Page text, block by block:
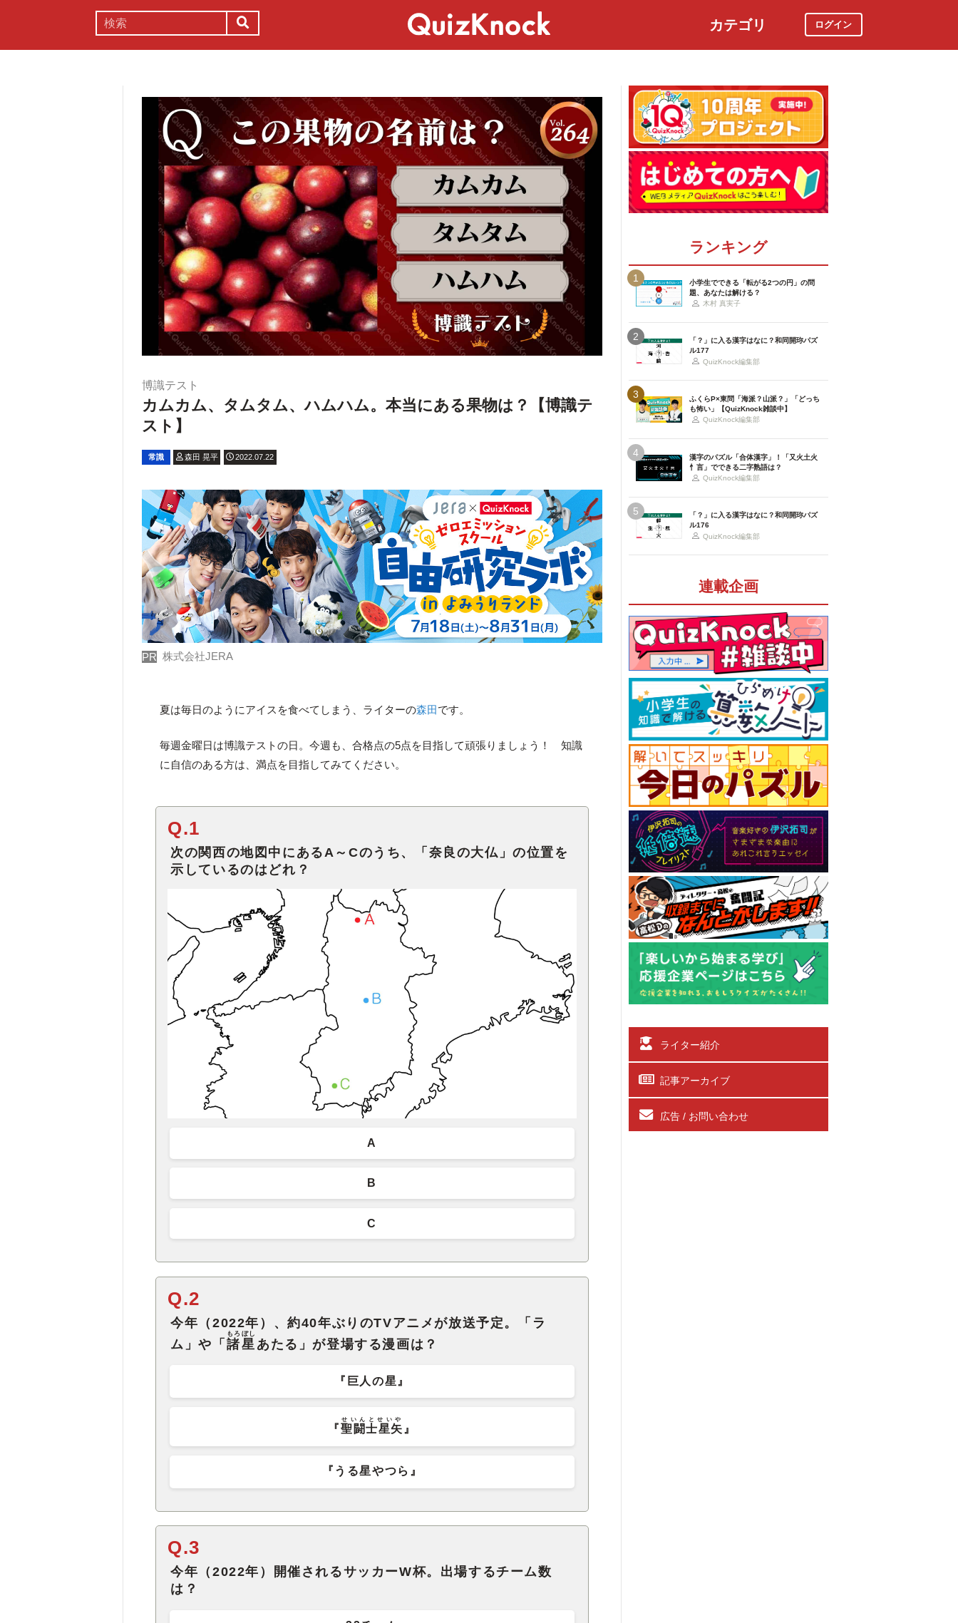
カテゴリ ログイン
博識テスト
カムカム、タムタム、ハムハム。本当にある果物は？【博識テ
スト】
常識 森田 晃平 2022.07.22
PR 株式会社JERA
夏は毎日のようにアイスを食べてしまう、ライターの森田です。
毎週金曜日は博識テストの日。今週も、合格点の5点を目指して頑張りましょう！ 知識
に自信のある方は、満点を目指してみてください。
Q.1
次の関西の地図中にあるA～Cのうち、「奈良の大仏」の位置を
示しているのはどれ？
A
B
C
Q.2
今年（2022年）、約40年ぶりのTVアニメが放送予定。「ラ
ム」や「 諸星
もろぼし
あたる」が登場する漫画は？
『巨人の星』
『聖闘士星矢
せいんとせいや
』
『うる星やつら』
Q.3
今年（2022年）開催されるサッカーW杯。出場するチーム数
は？
ランキング
1
小学生でできる「転がる2つの円」の問
題、あなたは解ける？
木村 真実子
2
「？」に入る漢字はなに？和同開珎パズ
ル177
QuizKnock編集部
3
ふくらP×東問「海派？山派？」「どっち
も怖い」【QuizKnock雑談中】
QuizKnock編集部
4
漢字のパズル「合体漢字」！「又火土火
忄言」でできる二字熟語は？
QuizKnock編集部
5
「？」に入る漢字はなに？和同開珎パズ
ル176
QuizKnock編集部
連載企画
ライター紹介
記事アーカイブ
広告 / お問い合わせ